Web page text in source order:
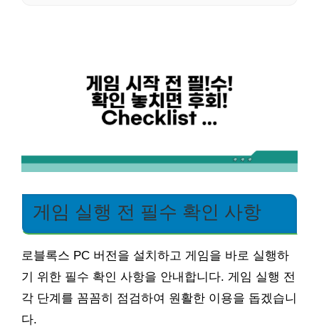
게임 실행 전 필수 확인 사항
로블록스 PC 버전을 설치하고 게임을 바로 실행하
기 위한 필수 확인 사항을 안내합니다. 게임 실행 전
각 단계를 꼼꼼히 점검하여 원활한 이용을 돕겠습니
다.